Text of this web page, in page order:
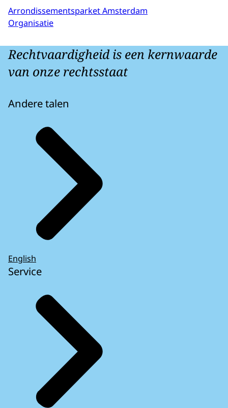
Arrondissementsparket Amsterdam
Organisatie
Rechtvaardigheid is een kernwaarde
van onze rechtsstaat
Andere talen
English
Service